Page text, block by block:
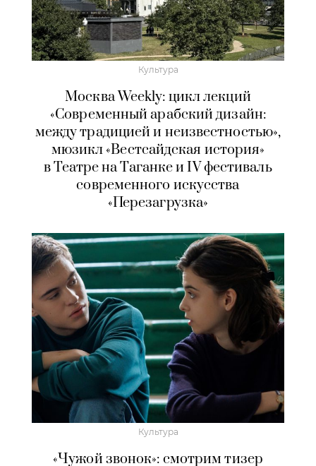
Культура
Москва Weekly: цикл лекций
«Современный арабский дизайн:
между традицией и неизвестностью»,
мюзикл «Вестсайдская история»
в Театре на Таганке и IV фестиваль
современного искусства
«Перезагрузка»
Культура
«Чужой звонок»: смотрим тизер